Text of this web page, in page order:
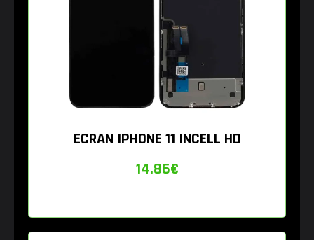
ECRAN IPHONE 11 INCELL HD
14.86€